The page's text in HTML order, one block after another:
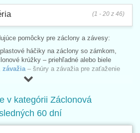
(1 - 20 z 46)
pomôcky pre záclony a závesy:
háčiky na záclony so zámkom,
krúžky – priehľadné alebo biele
závažia – šnúry a závažia pre zaťaženie
závesov. Rôzne šírky, priehľadné, biele či
…
v kategórii Záclonová
60 dní